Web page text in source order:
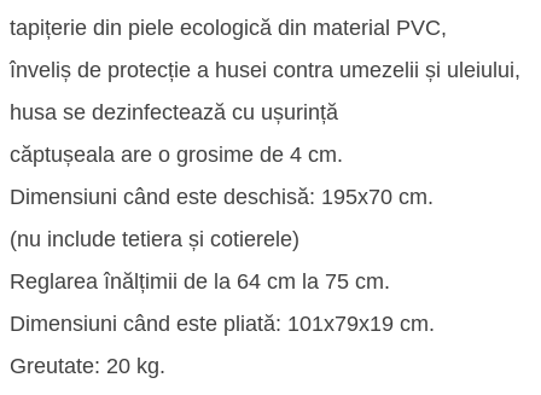
tapițerie din piele ecologică din material PVC,
înveliș de protecție a husei contra umezelii și uleiului,
husa se dezinfectează cu ușurință
căptușeala are o grosime de 4 cm.
Dimensiuni când este deschisă: 195x70 cm.
(nu include tetiera și cotierele)
Reglarea înălțimii de la 64 cm la 75 cm.
Dimensiuni când este pliată: 101x79x19 cm.
Greutate: 20 kg.